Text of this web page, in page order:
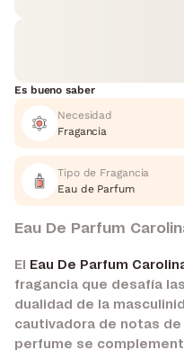
Es bueno saber
Necesidad
Fragancia
Tipo de Fragancia
Eau de Parfum
Eau De Parfum
El Eau De Parfum
fragancia que desafía
dualidad de la
cautivadora de notas
perfume se